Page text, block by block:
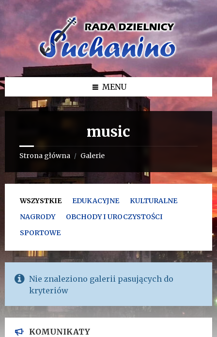
Przejdź
Przejdź
bocznego
Przejdź
MENU
music
Strona główna / Galerie
WSZYSTKIE EDUKACYJNE
KULTURALNE
NAGRODY
OBCHODY I UROCZYSTOŚCI
SPORTOWE
Nie znaleziono galerii pasujących do
kryteriów
KOMUNIKATY